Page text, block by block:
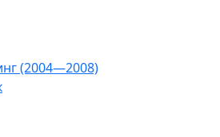
(2004—2008)